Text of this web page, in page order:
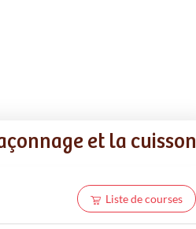
et la cuisson
Liste de courses